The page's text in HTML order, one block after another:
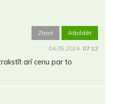
Ziņot Atbildēt
04.05.2024. 07:12
arī cenu par to